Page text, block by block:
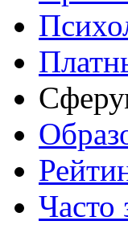
Часто